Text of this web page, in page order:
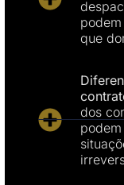
que
dos